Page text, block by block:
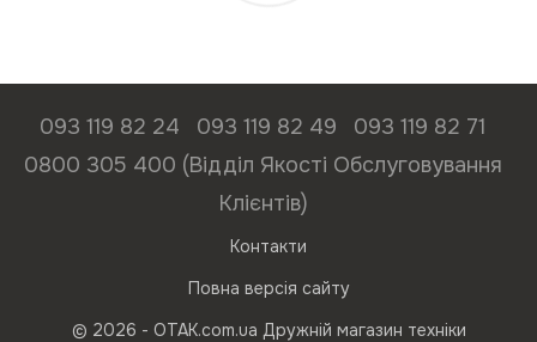
093 119 82 24 093 119 82 49
093 119 82 71
0800 305 400 (Відділ Якості Обслуговування
Клієнтів)
Контакти
Повна версія сайту
© 2026 - ОТАК.com.ua Дружній магазин техніки